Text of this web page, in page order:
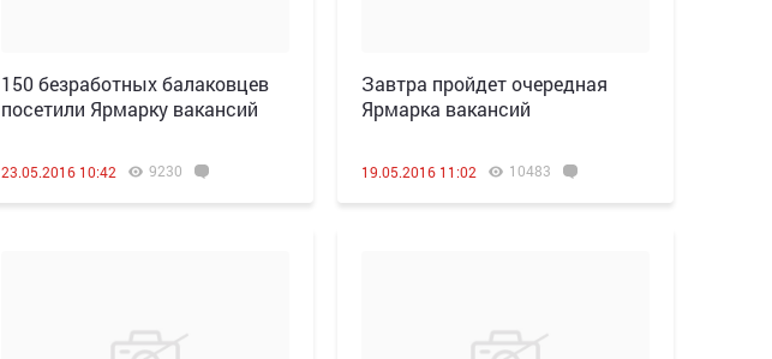
150 безработных балаковцев
посетили Ярмарку вакансий
23.05.2016 10:42 9230
Завтра пройдет очередная
Ярмарка вакансий
19.05.2016 11:02 10483